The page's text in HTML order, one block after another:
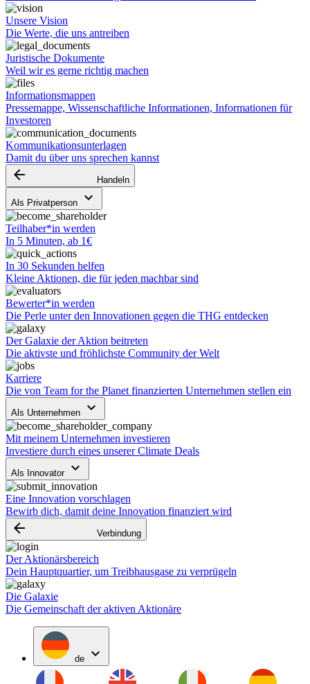
Unsere Vision
Die Werte, die uns antreiben
Juristische Dokumente
Weil wir es gerne richtig machen
Informationsmappen
Pressemappe, Wissenschaftliche Informationen, Informationen für
Investoren
Kommunikationsunterlagen
Damit du über uns sprechen kannst
arrow_backward Handeln
Als Privatperson keyboard_arrow_down
Teilhaber*in werden
In 5 Minuten, ab 1€
In 30 Sekunden helfen
Kleine Aktionen, die für jeden machbar sind
Bewerter*in werden
Die Perle unter den Innovationen gegen die THG entdecken
Der Galaxie der Aktion beitreten
Die aktivste und fröhlichste Community der Welt
Karriere
Die von Team for the Planet finanzierten Unternehmen stellen ein
Als Unternehmen keyboard_arrow_down
Mit meinem Unternehmen investieren
Investiere durch eines unserer Climate Deals
Als Innovator keyboard_arrow_down
Eine Innovation vorschlagen
Bewirb dich, damit deine Innovation finanziert wird
arrow_backward Verbindung
Der Aktionärsbereich
Dein Hauptquartier, um Treibhausgase zu verprügeln
Die Galaxie
Die Gemeinschaft der aktiven Aktionäre
de expand_more